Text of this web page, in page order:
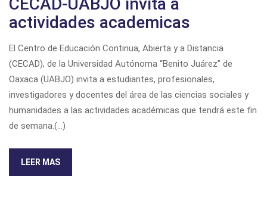
actividades academicas
El Centro de Educación Continua, Abierta y a Distancia
(CECAD), de la Universidad Autónoma “Benito Juárez” de
Oaxaca (UABJO) invita a estudiantes, profesionales,
investigadores y docentes del área de las ciencias sociales y
humanidades a las actividades académicas que tendrá este fin
de semana.(...)
LEER MAS